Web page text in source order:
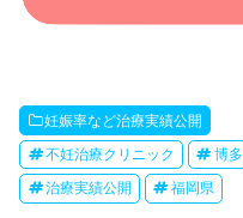
妊娠率など治療実績公開
不妊治療クリニック 博多
治療実績公開 福岡県